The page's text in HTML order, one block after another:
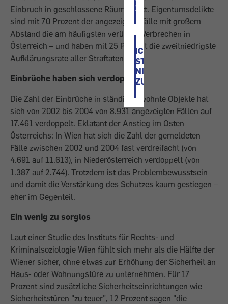
ZU
ICH
STIMME
NICHT
ZU
Einbruch in geschlossene Räume statt. Eigentumsdelikte
sind mit 70 Prozent der angezeigten Fälle mit großem
Abstand die am häufigsten verübten Verbrechen in
Österreich – und haben mit 25 Prozent die zweitniedrigste
Aufklärungsrate aller Straftaten.
Einbrüche haben sich verdoppelt
Die Zahl der Einbrüche in ständig bewohnte Objekte hat
sich von 2002 bis 2004 von 8.931 angezeigten Fällen auf
17.461 verdoppelt. Eklatant der Anstieg im Osten
Österreichs: In Wien hat sich die Zahl der gemeldeten
Fälle zwischen 2002 und 2004 fast verdreifacht (von
4.691 auf 11.613), in Niederösterreich verdoppelt (von
1.387 auf 2.744). Trotzdem ist das Problembewusstsein
und damit die Verstärkung des Schutzes kaum gestiegen –
eher im Gegenteil.
Ein wenig zu sorglos
Laut einer Studie des Instituts für Rechts- und
Kriminalsoziologie Wien fühlt sich mehr als die Hälfte der
Wiener sicher, ohne etwas zur Erhöhung der Sicherheit an
Haus- oder Wohnungstüre zu unternehmen. Für 17
Prozent sind zusätzliche Sicherheitseinrichtungen wie
Sicherheitstüren "zu teuer", 12 Prozent sagen "die